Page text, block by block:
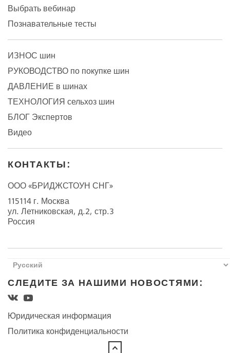
Выбрать вебинар
Познавательные тесты
ИЗНОС шин
РУКОВОДСТВО по покупке шин
ДАВЛЕНИЕ в шинах
ТЕХНОЛОГИЯ сельхоз шин
БЛОГ Экспертов
Видео
КОНТАКТЫ:
ООО «БРИДЖСТОУН СНГ»
115114 г. Москва
ул. Летниковская, д.2, стр.3
Россия
СЛЕДИТЕ ЗА НАШИМИ НОВОСТЯМИ:
Юридическая информация
Политика конфиденциальности